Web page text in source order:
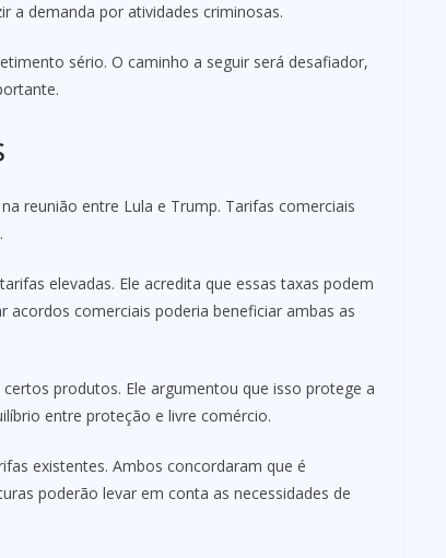
a demanda por atividades criminosas.
sério. O caminho a seguir será desafiador,
reunião entre Lula e Trump. Tarifas comerciais
elevadas. Ele acredita que essas taxas podem
acordos comerciais poderia beneficiar ambas as
produtos. Ele argumentou que isso protege a
entre proteção e livre comércio.
existentes. Ambos concordaram que é
poderão levar em conta as necessidades de